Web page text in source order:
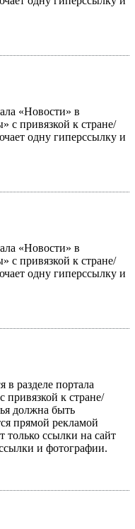
«Новости» в
с привязкой к стране/
одну гиперссылку и
«Новости» в
с привязкой к стране/
одну гиперссылку и
в разделе портала
привязкой к стране/
должна быть
прямой рекламой
только ссылки на сайт
и фотографии.